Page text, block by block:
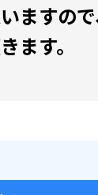
ますの
ます。